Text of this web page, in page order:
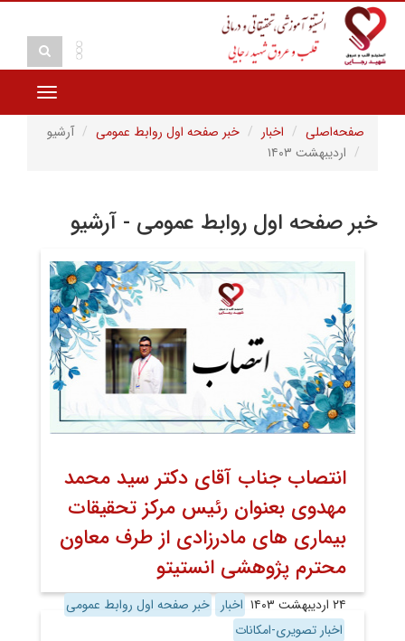
Toggle
صفحه‌اصلی
اخبار خبر صفحه اول روابط عمومی
آرشیو
اردیبهشت ۱۴۰۳
خبر صفحه اول روابط عمومی - آرشیو
انتصاب جناب آقای دکتر سید محمد
مهدوی بعنوان رئیس مرکز تحقیقات
بیماری های مادرزادی از طرف معاون
محترم پژوهشی انستیتو
۲۴ اردیبهشت ۱۴۰۳ اخبار خبر صفحه اول روابط عمومی
اخبار تصویری-امکانات